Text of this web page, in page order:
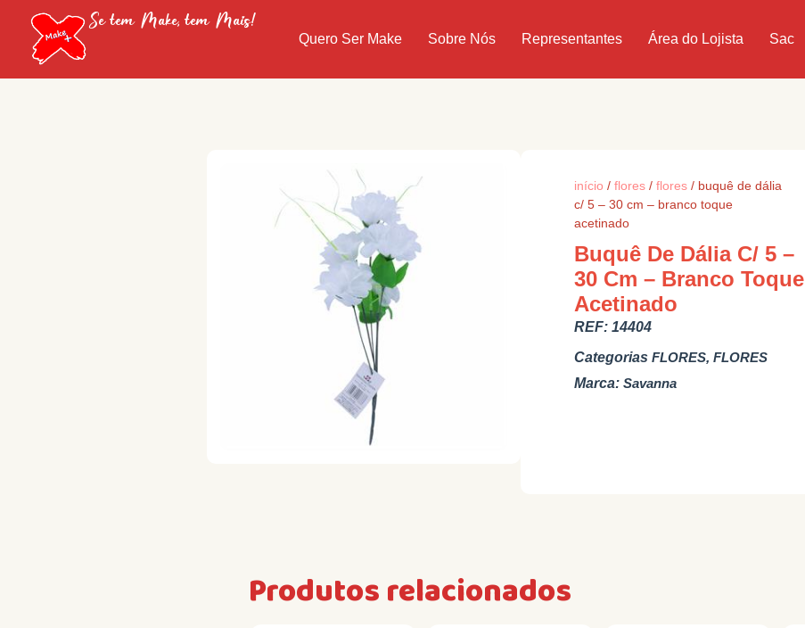
Se tem Make, tem Mais!
Quero Ser Make Sobre Nós Representantes Área do Lojista Sac
início / flores/ flores/ buquê de dália
c/ 5 – 30 cm – branco toque
acetinado
Buquê De Dália C/ 5 –
30 Cm – Branco Toque
Acetinado
REF: 14404
Categorias FLORES, FLORES
Marca: Savanna
Produtos relacionados